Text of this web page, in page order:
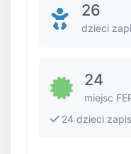
26
dzieci
24
miejsc
24 dzieci